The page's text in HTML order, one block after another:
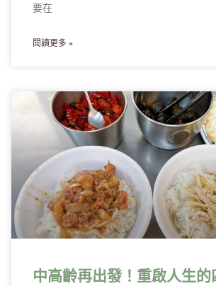
要在
閱讀更多 »
中高齡再出發！重啟人生的